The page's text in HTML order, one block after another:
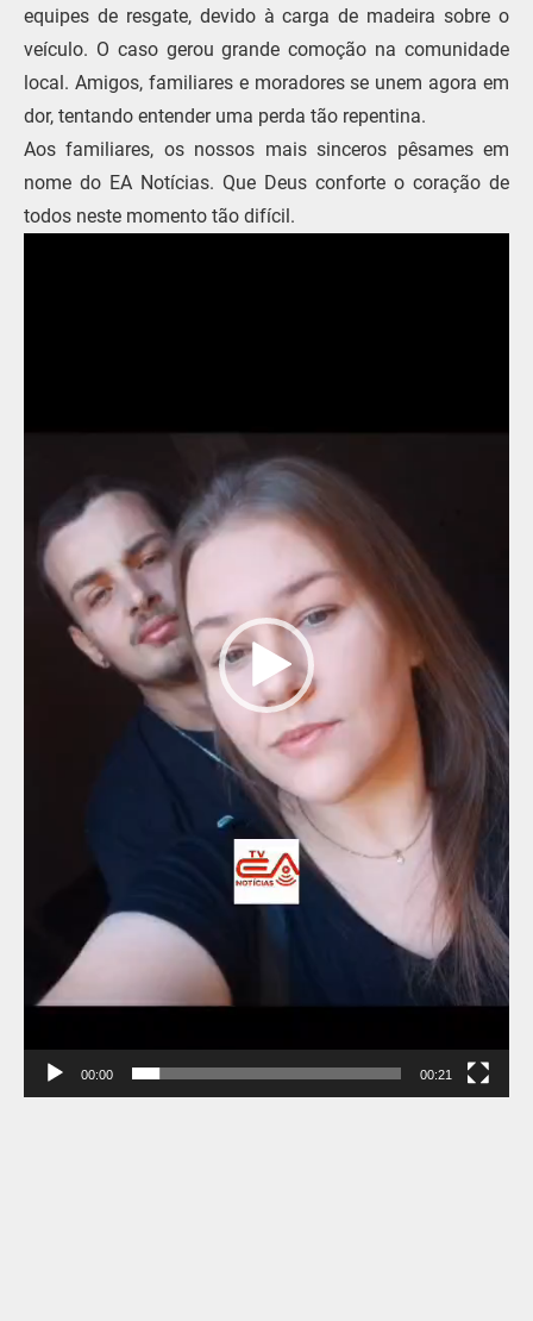
equipes de resgate, devido à carga de madeira sobre o
veículo. O caso gerou grande comoção na comunidade
local. Amigos, familiares e moradores se unem agora em
dor, tentando entender uma perda tão repentina.
Aos familiares, os nossos mais sinceros pêsames em
nome do EA Notícias. Que Deus conforte o coração de
todos neste momento tão difícil.
00:00 00:21